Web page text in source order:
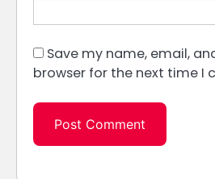
Save my name, email,
browser for the next time I